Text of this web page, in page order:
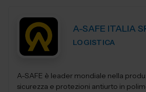
A-SAFE ITALIA
LOGISTICA
A-SAFE è leader mondiale nella
sicurezza e protezioni antiurto in